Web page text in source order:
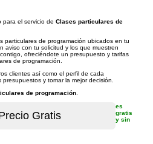
para el servicio de Clases particulares de
particulares de programación ubicados en tu
aviso con tu solicitud y los que muestren
ofreciéndote un presupuesto y tarifas
de programación.
clientes así como el perfil de cada
y tomar la mejor decisión.
de programación
es
gratis
y sin